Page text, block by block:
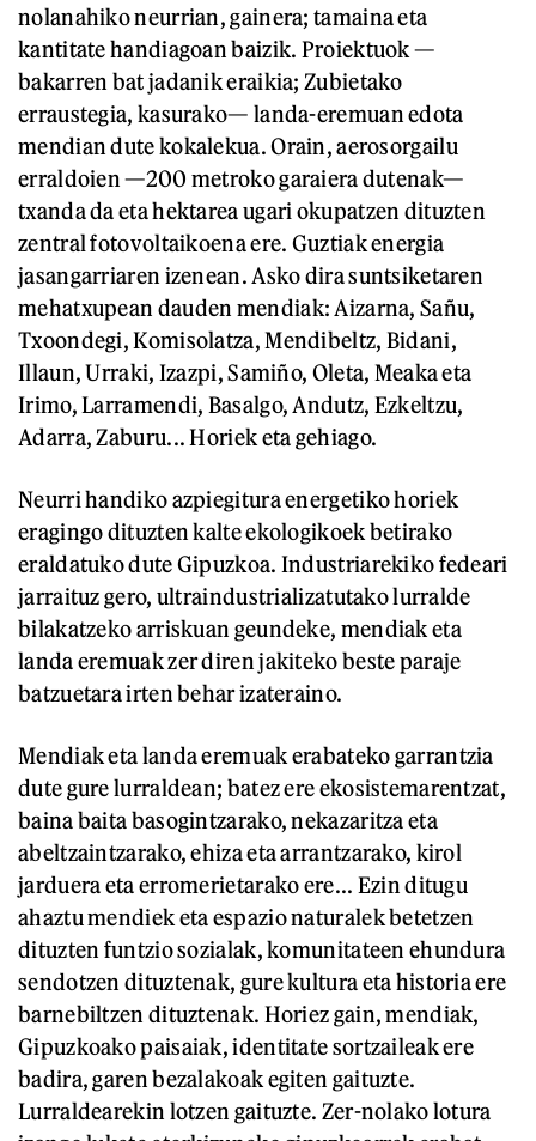
nolanahiko neurrian, gainera; tamaina eta
kantitate handiagoan baizik. Proiektuok —
bakarren bat jadanik eraikia; Zubietako
erraustegia, kasurako— landa-eremuan edota
mendian dute kokalekua. Orain, aerosorgailu
erraldoien —200 metroko garaiera dutenak—
txanda da eta hektarea ugari okupatzen dituzten
zentral fotovoltaikoena ere. Guztiak energia
jasangarriaren izenean. Asko dira suntsiketaren
mehatxupean dauden mendiak: Aizarna, Sañu,
Txoondegi, Komisolatza, Mendibeltz, Bidani,
Illaun, Urraki, Izazpi, Samiño, Oleta, Meaka eta
Irimo, Larramendi, Basalgo, Andutz, Ezkeltzu,
Adarra, Zaburu... Horiek eta gehiago.
Neurri handiko azpiegitura energetiko horiek
eragingo dituzten kalte ekologikoek betirako
eraldatuko dute Gipuzkoa. Industriarekiko fedeari
jarraituz gero, ultraindustrializatutako lurralde
bilakatzeko arriskuan geundeke, mendiak eta
landa eremuak zer diren jakiteko beste paraje
batzuetara irten behar izateraino.
Mendiak eta landa eremuak erabateko garrantzia
dute gure lurraldean; batez ere ekosistemarentzat,
baina baita basogintzarako, nekazaritza eta
abeltzaintzarako, ehiza eta arrantzarako, kirol
jarduera eta erromerietarako ere... Ezin ditugu
ahaztu mendiek eta espazio naturalek betetzen
dituzten funtzio sozialak, komunitateen ehundura
sendotzen dituztenak, gure kultura eta historia ere
barnebiltzen dituztenak. Horiez gain, mendiak,
Gipuzkoako paisaiak, identitate sortzaileak ere
badira, garen bezalakoak egiten gaituzte.
Lurraldearekin lotzen gaituzte. Zer-nolako lotura